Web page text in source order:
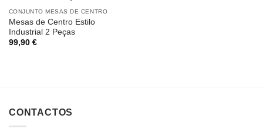
CONJUNTO MESAS DE CENTRO
Mesas de Centro Estilo
Industrial 2 Peças
99,90 €
CONTACTOS